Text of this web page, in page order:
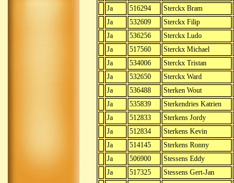
Ja
516294 Sterckx Bram
Ja
532609 Sterckx Filip
Ja
536256 Sterckx Ludo
Ja
517560 Sterckx Michael
Ja
534006 Sterckx Tristan
Ja
532650 Sterckx Ward
Ja
536488 Sterken Wout
Ja
535839 Sterkendries Katrien
Ja
512833 Sterkens Jordy
Ja
512834 Sterkens Kevin
Ja
514145 Sterkens Ronny
Ja
506900 Stessens Eddy
Ja
517325 Stessens Gert-Jan